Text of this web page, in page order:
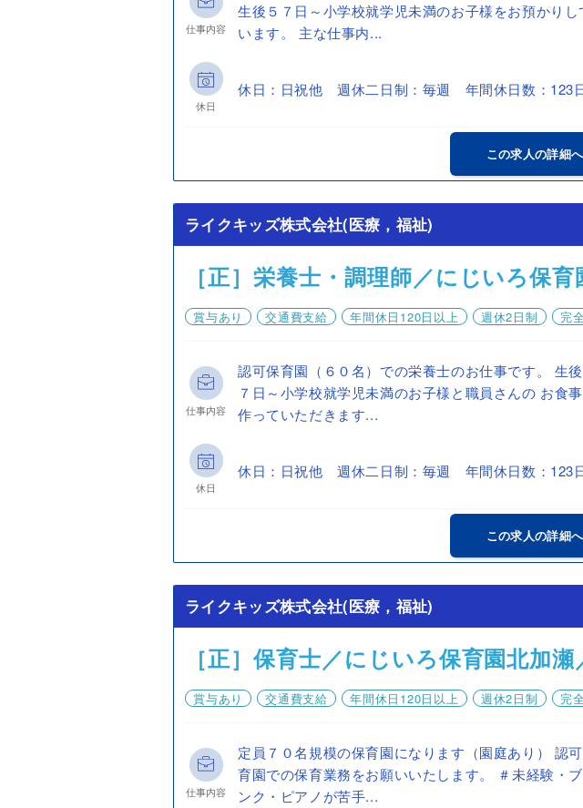
仕事内容
生後５７日～小学校就学児未満のお子様をお預かりし
います。 主な仕事内...
休日
休日：日祝他 週休二日制：毎週 年間休日数：123
この求人の詳細へ
ライクキッズ株式会社(医療，福祉)
［正］栄養士・調理師／にじいろ保
賞与あり 交通費支給 年間休日120日以上 週休2日制 完
仕事内容
認可保育園（６０名）での栄養士のお仕事です。 生
７日～小学校就学児未満のお子様と職員さんの お食
作っていただきます...
休日
休日：日祝他 週休二日制：毎週 年間休日数：123
この求人の詳細へ
ライクキッズ株式会社(医療，福祉)
［正］保育士／にじいろ保育園北加
賞与あり 交通費支給 年間休日120日以上 週休2日制 完
仕事内容
定員７０名規模の保育園になります（園庭あり） 認
育園での保育業務をお願いいたします。 ＃未経験・
ンク・ピアノが苦手...